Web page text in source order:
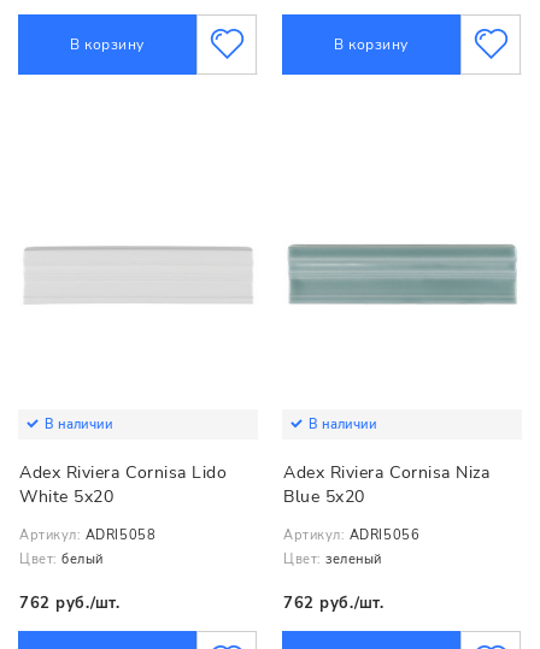
В корзину В корзину
В наличии
Adex Riviera Cornisa Lido
White 5x20
Артикул: ADRI5058
Цвет: белый
762 руб./шт.
В наличии
Adex Riviera Cornisa Niza
Blue 5x20
Артикул: ADRI5056
Цвет: зеленый
762 руб./шт.